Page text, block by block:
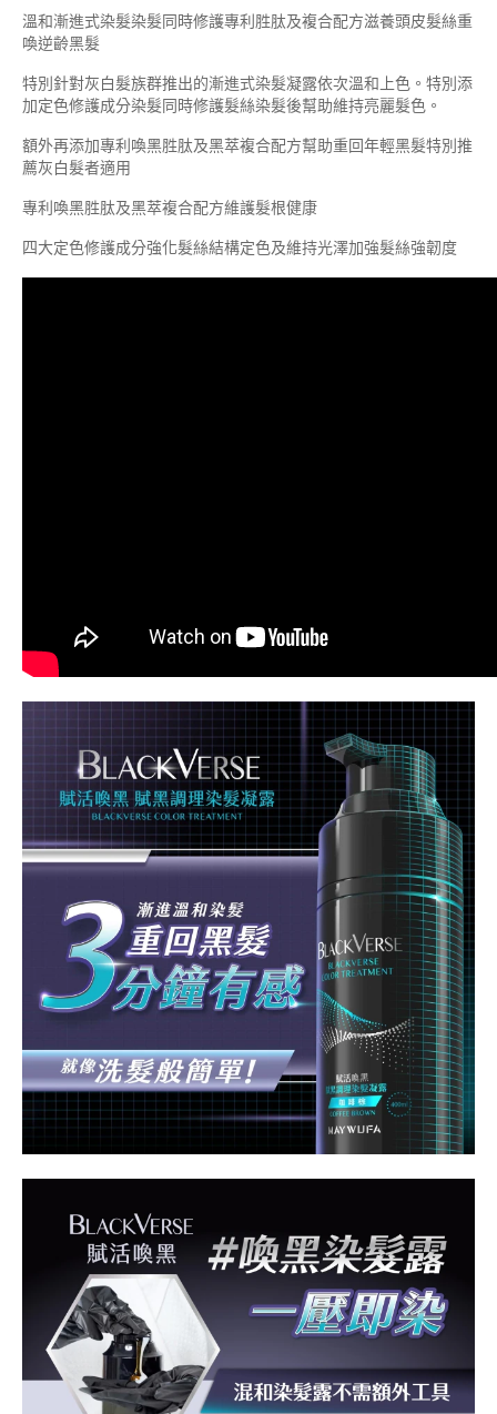
溫和漸進式染髮染髮同時修護專利胜肽及複合配方滋養頭皮髮絲重
喚逆齡黑髮
特別針對灰白髮族群推出的漸進式染髮凝露依次溫和上色。特別添
加定色修護成分染髮同時修護髮絲染髮後幫助維持亮麗髮色。
額外再添加專利喚黑胜肽及黑萃複合配方幫助重回年輕黑髮特別推
薦灰白髮者適用
專利喚黑胜肽及黑萃複合配方維護髮根健康
四大定色修護成分強化髮絲結構定色及維持光澤加強髮絲強韌度